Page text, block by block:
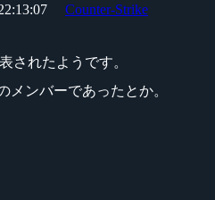
Counter-Strike
されたようです。
メンバーであったとか。